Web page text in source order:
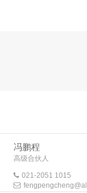
冯鹏程
高级合伙人
021-2051 1015